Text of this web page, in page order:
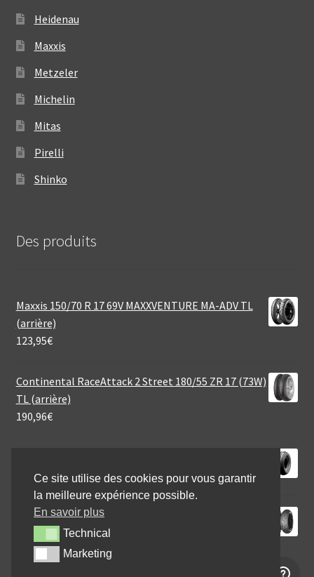
Heidenau
Maxxis
Metzeler
Michelin
Mitas
Pirelli
Shinko
Des produits
Maxxis 150/70 R 17 69V MAXXVENTURE MA-ADV TL
(arrière)
123,95€
Continental RaceAttack 2 Street 180/55 ZR 17 (73W)
TL (arrière)
190,96€
32,80€
Mitas 190/55 ZR 17 (75W) TOURING FORCE SP TL
(arrière)
131,95€
Ce site utilise des cookies pour vous garantir
la meilleure expérience possible.
En savoir plus
TechnicalTechnical
MarketingMarketing